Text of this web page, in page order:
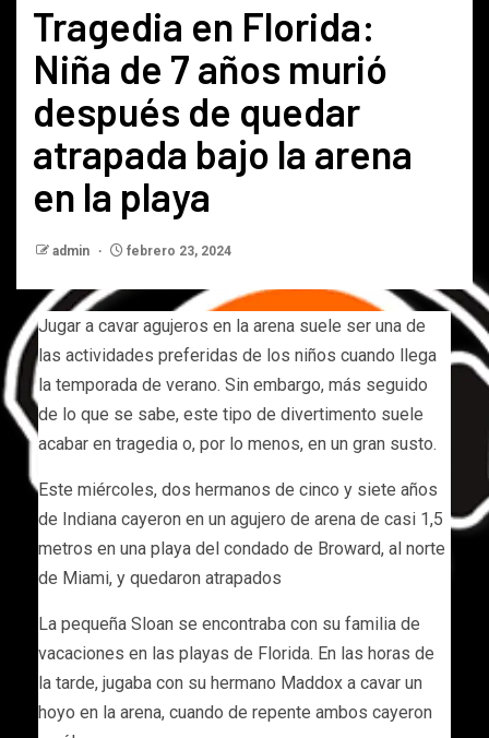
Tragedia en Florida:
Niña de 7 años murió
después de quedar
atrapada bajo la arena
en la playa
admin febrero 23, 2024
Jugar a cavar agujeros en la arena suele ser una de
las actividades preferidas de los niños cuando llega
la temporada de verano. Sin embargo, más seguido
de lo que se sabe, este tipo de divertimento suele
acabar en tragedia o, por lo menos, en un gran susto.
Este miércoles, dos hermanos de cinco y siete años
de Indiana cayeron en un agujero de arena de casi 1,5
metros en una playa del condado de Broward, al norte
de Miami, y quedaron atrapados
La pequeña Sloan se encontraba con su familia de
vacaciones en las playas de Florida. En las horas de
la tarde, jugaba con su hermano Maddox a cavar un
hoyo en la arena, cuando de repente ambos cayeron